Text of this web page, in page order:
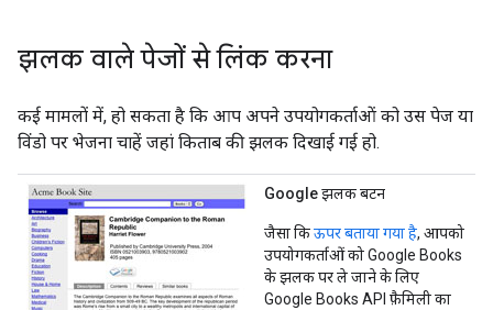
झलक वाले पेजों से लिंक करना
कई मामलों में, हो सकता है कि आप अपने उपयोगकर्ताओं को उस पेज या
विंडो पर भेजना चाहें जहां किताब की झलक दिखाई गई हो.
Google झलक बटन
जैसा किऊपर बताया गया है, आपको
उपयोगकर्ताओं को Google Books
के झलक पर ले जाने के लिए
Google Books API फ़ैमिली का